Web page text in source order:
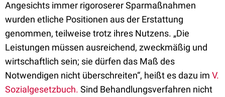
Angesichts immer rigoroserer Sparmaßnahmen
wurden etliche Positionen aus der Erstattung
genommen, teilweise trotz ihres Nutzens. „Die
Leistungen müssen ausreichend, zweckmäßig und
wirtschaftlich sein; sie dürfen das Maß des
Notwendigen nicht überschreiten“, heißt es dazu im V.
Sozialgesetzbuch. Sind Behandlungsverfahren nicht